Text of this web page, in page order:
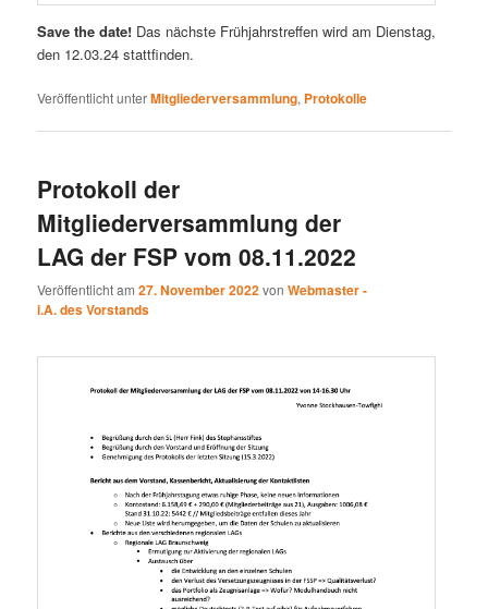
Save the date! Das nächste Frühjahrstreffen wird am Dienstag,
den 12.03.24 stattfinden.
Veröffentlicht unterMitgliederversammlung, Protokolle
Protokoll der
Mitgliederversammlung der
LAG der FSP vom 08.11.2022
Veröffentlicht am27. November 2022vonWebmaster -
i.A. des Vorstands